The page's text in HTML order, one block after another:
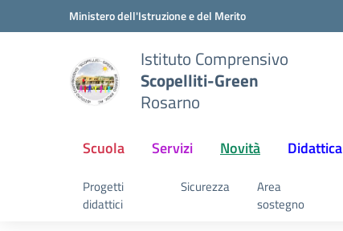
Vai ai contenuti
Vai al menu di navigazioneMinistero dell'Istruzione e del Merito
Istituto Comprensivo
Scopelliti-Green
Rosarno
Scuola Servizi Novità Didattica
Progetti
didattici
Sicurezza
Area
sostegno